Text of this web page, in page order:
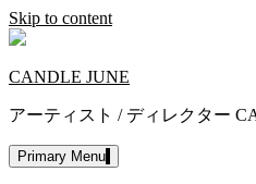
Skip to content
CANDLE JUNE
アーティスト / ディレクター
Primary Menu